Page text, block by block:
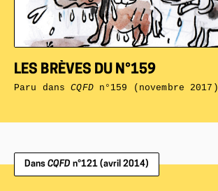
LES BRÈVES DU N°159
Paru dansCQFDn°159 (novembre 2017)
Dans CQFD n°121 (avril 2014)